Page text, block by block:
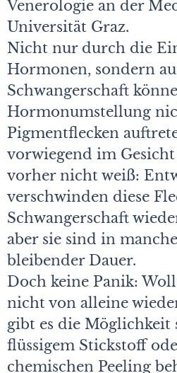
Venerologie an der
Universität Graz.
Nicht nur durch die
Hormonen, sondern
Schwangerschaft
Hormonumstellung
Pigmentflecken
vorwiegend im Gesicht
vorher nicht weiß:
verschwinden diese
Schwangerschaft
aber sie sind in
bleibender Dauer.
Doch keine Panik:
nicht von alleine
gibt es die Möglichkeit
flüssigem Stickstoff
chemischen Peeling